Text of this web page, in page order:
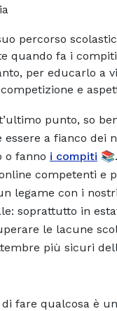
percorso
quando fa i
per educarlo a
e
punto, so
essere a fianco dei
o fanno i compiti
competenti e
legame con i
soprattutto in
le lacune
più sicuri
fare qualcosa è